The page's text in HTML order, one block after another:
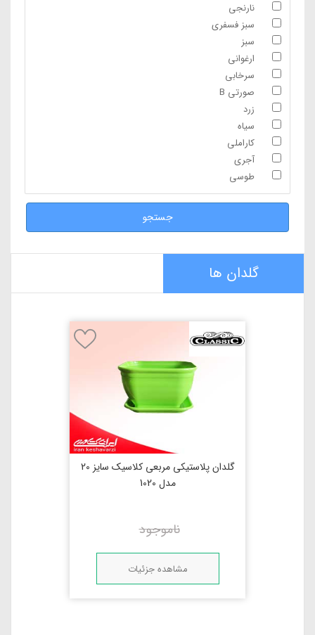
نارنجی
سبز فسفری
سبز
ارغوانی
سرخابی
صورتی B
زرد
سیاه
کاراملی
آجری
طوسی
جستجو
گلدان ها
گلدان پلاستیکی مربعی کلاسیک سایز 20
مدل 1020
ناموجود
مشاهده جزئیات